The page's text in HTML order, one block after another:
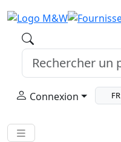
Connexion FR